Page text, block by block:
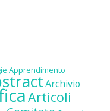
Apprendimento
Archivio
Articoli